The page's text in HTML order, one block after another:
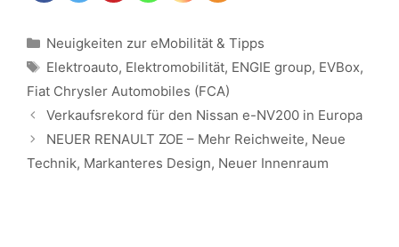
Kategorien
Neuigkeiten zur eMobilität & Tipps
Schlagwörter
Elektroauto, Elektromobilität, ENGIE group, EVBox,
Fiat Chrysler Automobiles (FCA)
Beitrags-
Navigation
Verkaufsrekord für den Nissan e-NV200 in Europa
NEUER RENAULT ZOE – Mehr Reichweite, Neue
Technik, Markanteres Design, Neuer Innenraum